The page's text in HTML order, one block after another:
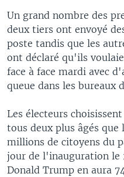
Un grand nombre des
deux tiers ont envoyé
poste tandis que les
ont déclaré qu'ils
face à face mardi avec
queue dans les bureaux
Les électeurs
tous deux plus âgés
millions de citoyens du
jour de l'inauguration le
Donald Trump en aura